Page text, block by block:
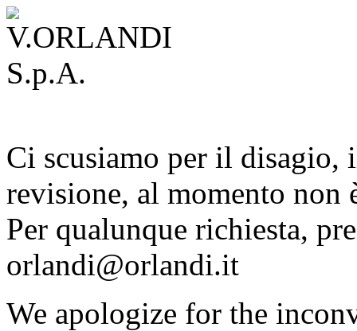
Ci scusiamo per il disagio,
revisione, al momento non
Per qualunque richiesta,
orlandi@orlandi.it
We apologize for the